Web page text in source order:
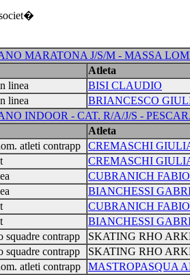
MARATONA J/S/M - MASSA
Atleta
linea
BISI CLAUDIO
linea
BRIANCESCO
INDOOR - CAT. R/A/J/S -
Atleta
atleti contrapp
CREMASCHI
CREMASCHI
CUBRANICH FABIO
BIANCHESSI
CUBRANICH FABIO
BIANCHESSI
squadre contrapp
SKATING RHO
squadre contrapp
SKATING RHO
atleti contrapp
MASTROPASQUA